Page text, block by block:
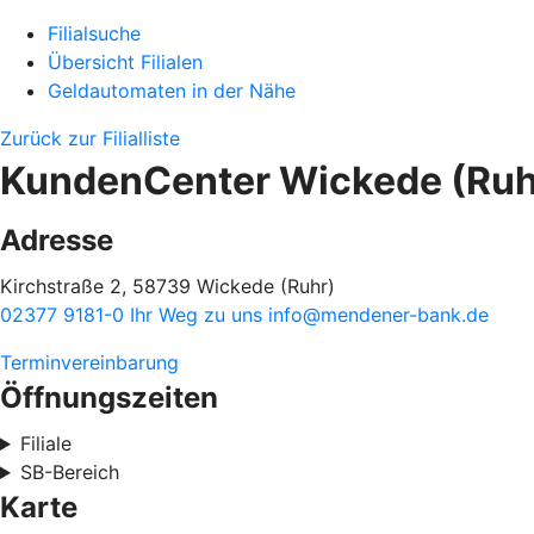
Filialsuche
Übersicht Filialen
Geldautomaten in der Nähe
Zurück zur Filialliste
KundenCenter Wickede
Adresse
Kirchstraße 2, 58739 Wickede (Ruhr)
02377 9181-0 Ihr Weg zu uns info@mendener-bank.de
Terminvereinbarung
Öffnungszeiten
Filiale
SB-Bereich
Karte